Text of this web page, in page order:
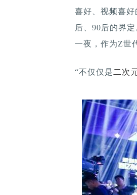
喜好、视频喜
后、90后的界
一夜，作为Z世
“不仅仅是 二次